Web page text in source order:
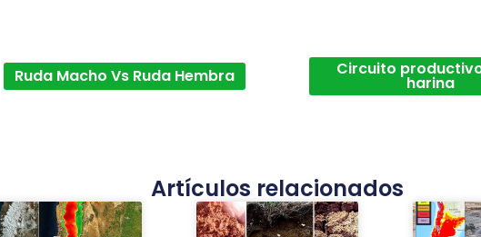
Ruda Macho Vs Ruda Hembra Circuito
harina
Artículos relacionados